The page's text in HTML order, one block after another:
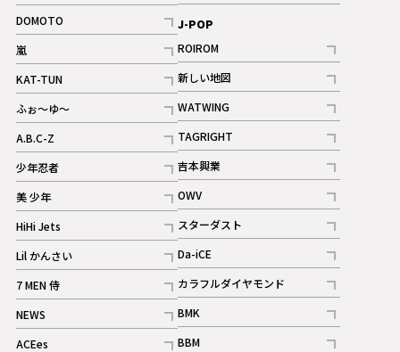
記事
DOMOTO
記事
嵐
記事
KAT-TUN
記事
ふぉ～ゆ～
記事
A.B.C-Z
記事
ギャラリー
少年忍者
記事
美 少年
記事
HiHi Jets
記事
Lil かんさい
記事
7 MEN 侍
記事
NEWS
記事
ACEes
記事
J-POP
ROIROM
記事
新しい地図
記事
WATWING
記事
TAGRIGHT
記事
吉本興業
記事
OWV
記事
ギャラリー
スターダスト
記事
Da-iCE
記事
カラフルダイヤモンド
記事
BMK
記事
BBM